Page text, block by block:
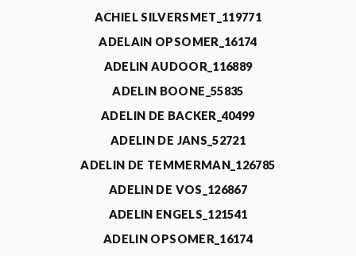
ACHIEL SILVERSMET_119771
ADELAIN OPSOMER_16174
ADELIN AUDOOR_116889
ADELIN BOONE_55835
ADELIN DE BACKER_40499
ADELIN DE JANS_52721
ADELIN DE TEMMERMAN_126785
ADELIN DE VOS_126867
ADELIN ENGELS_121541
ADELIN OPSOMER_16174